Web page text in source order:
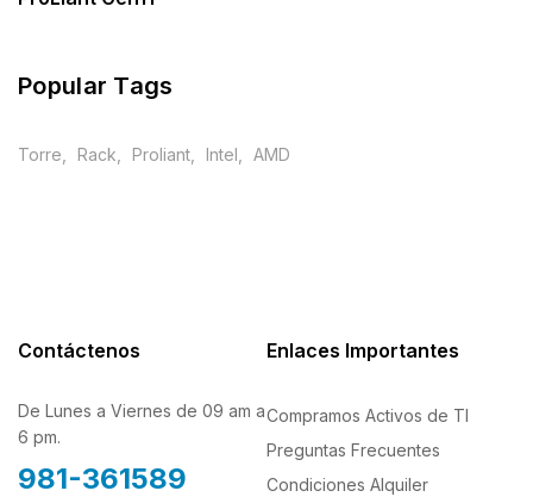
Popular Tags
Torre Rack Proliant Intel AMD
Contáctenos
De Lunes a Viernes de 09 am a
6 pm.
981-361589
Enlaces Importantes
Compramos Activos de TI
Preguntas Frecuentes
Condiciones Alquiler